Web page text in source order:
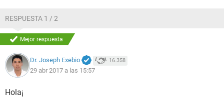
RESPUESTA 1 / 2
Mejor respuesta
Dr. Joseph Exebio 16.358
29 abr 2017 a las 15:57
Hola¡